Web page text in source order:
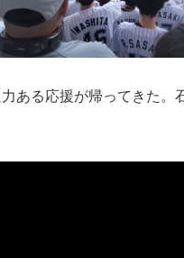
ある応援が帰ってきた。